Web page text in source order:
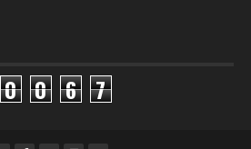
0 0 6 7